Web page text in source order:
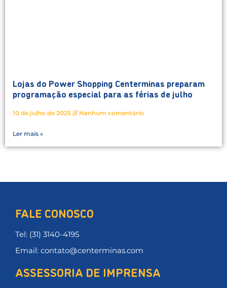
Lojas do Power Shopping Centerminas preparam
programação especial para as férias de julho
10 de julho de 2025 Nenhum comentário
Ler mais »
FALE CONOSCO
Tel: (31) 3140-4195
Email: contato@centerminas.com
ASSESSORIA DE IMPRENSA